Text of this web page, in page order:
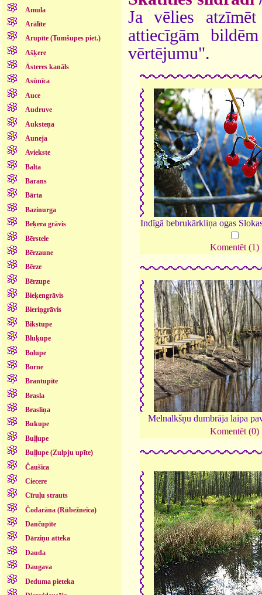
Amula
Arālīte
Arupīte (Tumšupes piet.)
Ašķere
Āsteres kanāls
Asūnīca
Auce
Audruve
Auksteņa
Auneja
Aviekste
Balta
Barans
Bārta
Bazinurga
Beķera grāvis
Bērstele
Bērzaune
Bērze
Bērzupe
Bieķengrāvis
Bieriņgrāvis
Bikstupe
Bluķupe
Bolupe
Borne
Brantupīte
Brasla
Brasliņa
Bukupe
Buļļupe
Buļļupe (Zulpju upīte)
Čaušica
Ciecere
Cīruļu strauts
Čodarāna (Rūbežneica)
Dančupīte
Dārziņu atteka
Dauda
Daugava
Deduma pieteka
Ja vēlies
attiecīgām
vērtējumu".
Indīgā bebrukārkliņa ogas
Komentēt (1)
Melnalkšņu dumbrāja laipa
Komentēt (0)